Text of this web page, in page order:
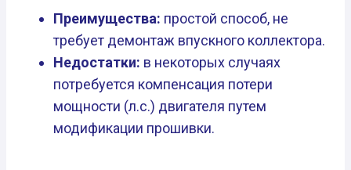
Преимущества: простой способ, не
требует демонтаж впускного коллектора.
Недостатки: в некоторых случаях
потребуется компенсация потери
мощности (л.с.) двигателя путем
модификации прошивки.